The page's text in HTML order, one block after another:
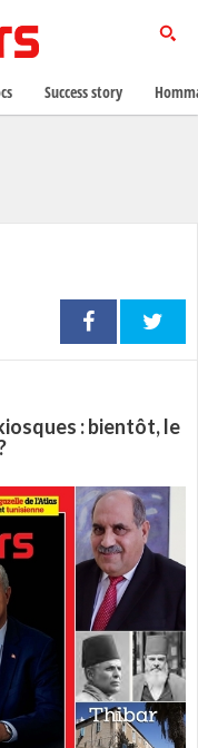
: bientôt, le
Success story